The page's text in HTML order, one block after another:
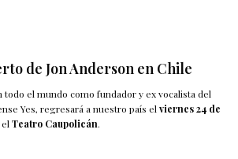
de Jon Anderson en Chile
todo el mundo como fundador y ex vocalista del
Yes, regresará a nuestro país elviernes 24 de
elTeatro Caupolicán.